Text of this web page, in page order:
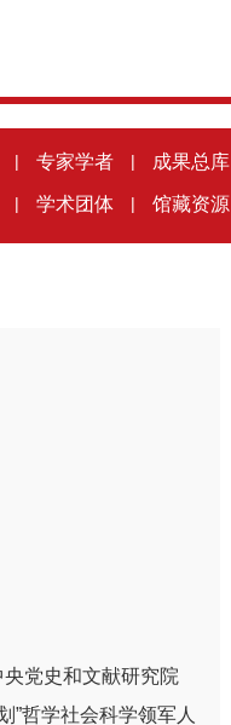
| 专家学者 | 成果总库
| 学术团体 | 馆藏资源
党史和文献研究院
”哲学社会科学领军人